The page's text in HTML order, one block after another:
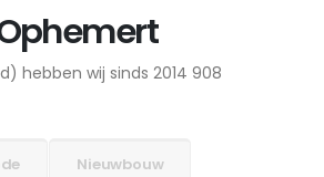
hebben wij sinds 2014 908
Nieuwbouw